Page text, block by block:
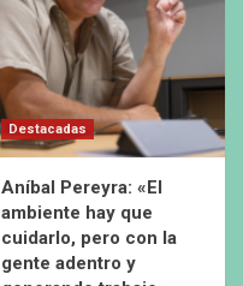
Destacadas
Aníbal Pereyra: «El
ambiente hay que
cuidarlo, pero con la
gente adentro y